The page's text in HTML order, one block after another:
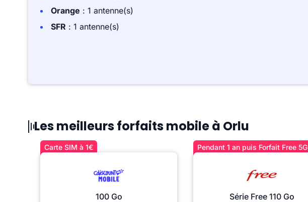
Orange : 1 antenne(s)
SFR : 1 antenne(s)
Les meilleurs forfaits mobile à Orlu
Carte SIM à 1€
100 Go
Pendant 1 an puis Forfait Free 5G
Série Free 110 Go